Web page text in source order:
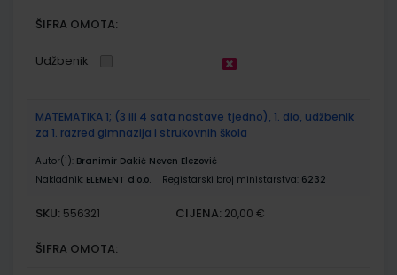
ŠIFRA OMOTA:
Udžbenik
MATEMATIKA 1; (3 ili 4 sata nastave tjedno), 1. dio, udžbenik
za 1. razred gimnazija i strukovnih škola
Autor(i): Branimir Dakić Neven Elezović
Nakladnik: ELEMENT d.o.o. Registarski broj ministarstva: 6232
SKU: 556321 CIJENA: 20,00 €
ŠIFRA OMOTA: